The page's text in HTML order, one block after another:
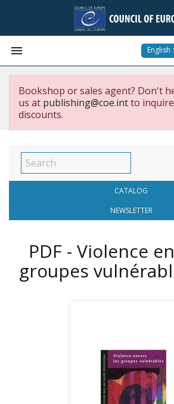
 English
Bookshop or sales agent? Don't
us at publishing@coe.intto
discounts.
CATALOG
NEWSLETTER
PDF - Violence
groupes